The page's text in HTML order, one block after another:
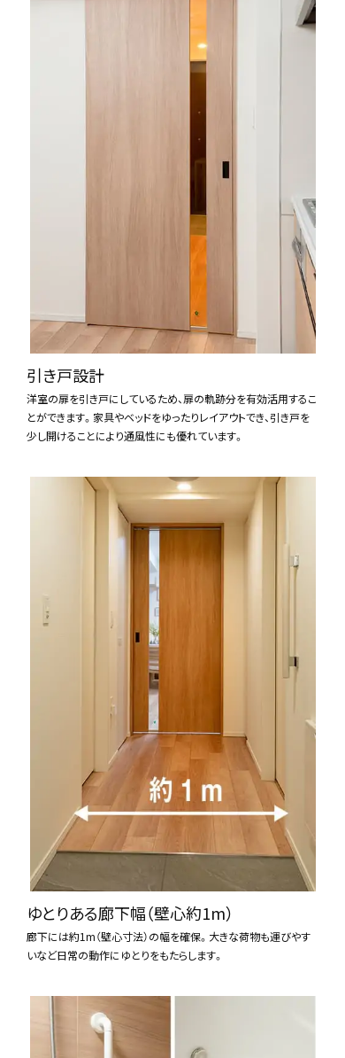
電話お問合わせ
資料請求
見学予約
イニシアグラン札幌インフォメーションサロン
営業時間
定休日
水・木・第3火曜日（祝日は営業いたします）
（夏季・年末年始休暇有り）
居住中のお客様がいらっしゃいますので、マンション内のご見学に際し
0120-1248-22
引き戸設計
洋室の扉を引き戸にしているため、扉の軌跡分を有効活用するこ
とができます。家具やベッドをゆったりレイアウトでき、引き戸を
少し開けることにより通風性にも優れています。
ゆとりある廊下幅（壁心約1m）
廊下には約1m（壁心寸法）の幅を確保。大きな荷物も運びやす
いなど日常の動作にゆとりをもたらします。